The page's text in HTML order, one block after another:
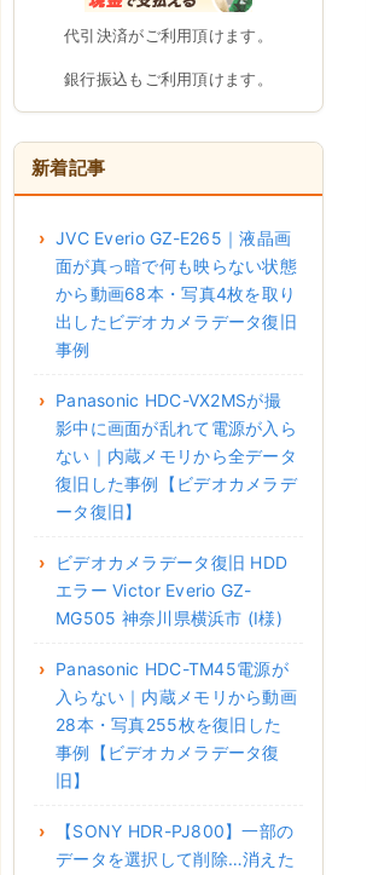
代引決済がご利用頂けます。
銀行振込もご利用頂けます。
新着記事
JVC Everio GZ-E265｜液晶画
面が真っ暗で何も映らない状態
から動画68本・写真4枚を取り
出したビデオカメラデータ復旧
事例
Panasonic HDC-VX2MSが撮
影中に画面が乱れて電源が入ら
ない｜内蔵メモリから全データ
復旧した事例【ビデオカメラデ
ータ復旧】
ビデオカメラデータ復旧 HDD
エラー Victor Everio GZ-
MG505 神奈川県横浜市 (I様)
Panasonic HDC-TM45電源が
入らない｜内蔵メモリから動画
28本・写真255枚を復旧した
事例【ビデオカメラデータ復
旧】
【SONY HDR-PJ800】一部の
データを選択して削除…消えた